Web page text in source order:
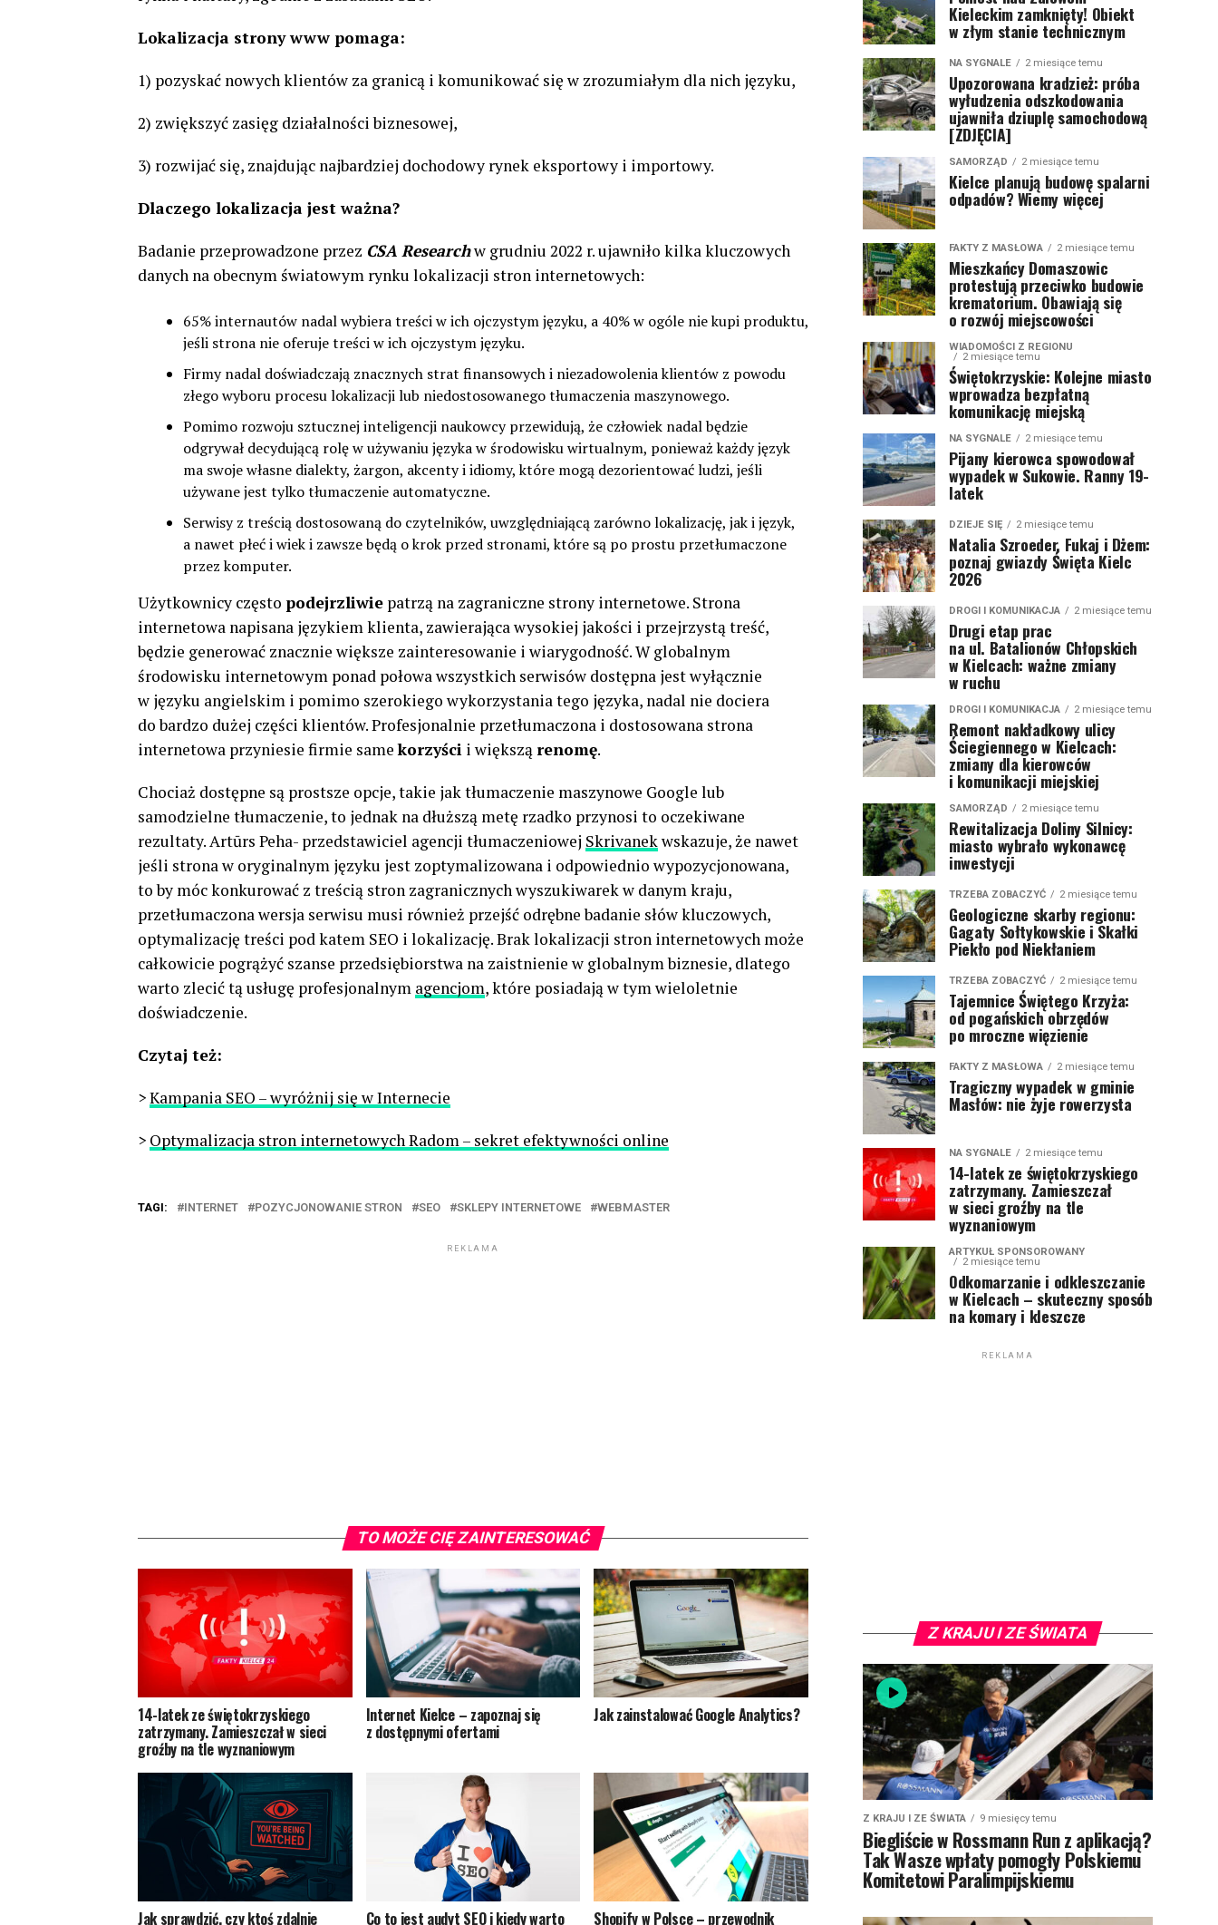
Lokalizacja stronywww pomaga:
1) pozyskać nowych klientów za granicą i komunikować się w zrozumiałym dla nich języku,
2) zwiększyć zasięg działalności biznesowej,
3) rozwijać się, znajdując najbardziej dochodowy rynek eksportowy i importowy.
Dlaczego lokalizacja jest ważna?
Badanie przeprowadzone przez CSA Researchw grudniu 2022 r. ujawniło kilka kluczowych
danych na obecnym światowym rynku lokalizacji stron internetowych:
65% internautów nadal wybiera treści w ich ojczystym języku, a 40% w ogóle nie kupi produktu,
jeśli strona nie oferuje treści w ich ojczystym języku.
Firmy nadal doświadczają znacznych strat finansowych i niezadowolenia klientów z powodu
złego wyboru procesu lokalizacji lub niedostosowanego tłumaczenia maszynowego.
Pomimo rozwoju sztucznej inteligencji naukowcy przewidują, że człowiek nadal będzie
odgrywał decydującą rolę w używaniu języka w środowisku wirtualnym, ponieważ każdy język
ma swoje własne dialekty, żargon, akcenty i idiomy, które mogą dezorientować ludzi, jeśli
używane jest tylko tłumaczenie automatyczne.
Serwisy z treścią dostosowaną do czytelników, uwzględniającą zarówno lokalizację, jak i język,
a nawet płeć i wiek i zawsze będą o krok przed stronami, które są po prostu przetłumaczone
przez komputer.
Użytkownicy często podejrzliwie patrzą na zagraniczne strony internetowe. Strona
internetowa napisana językiem klienta, zawierająca wysokiej jakości i przejrzystą treść,
będzie generować znacznie większe zainteresowanie i wiarygodność. W globalnym
środowisku internetowym ponad połowa wszystkich serwisów dostępna jest wyłącznie
w języku angielskim i pomimo szerokiego wykorzystania tego języka, nadal nie dociera
do bardzo dużej części klientów. Profesjonalnie przetłumaczona i dostosowana strona
internetowa przyniesie firmie samekorzyści i większąrenomę.
Chociaż dostępne są prostsze opcje, takie jak tłumaczenie maszynowe Google lub
samodzielne tłumaczenie, to jednak na dłuższą metę rzadko przynosi to oczekiwane
rezultaty. Artūrs Peha- przedstawiciel agencji tłumaczeniowej Skrivanekwskazuje, że nawet
jeśli strona w oryginalnym języku jest zoptymalizowana i odpowiednio wypozycjonowana,
to by móc konkurować z treścią stron zagranicznych wyszukiwarek w danym kraju,
przetłumaczona wersja serwisu musi również przejść odrębne badanie słów kluczowych,
optymalizację treści pod katem SEO i lokalizację. Brak lokalizacji stron internetowych może
całkowicie pogrążyć szanse przedsiębiorstwa na zaistnienie w globalnym biznesie, dlatego
warto zlecić tą usługę profesjonalnym agencjom, które posiadają w tym wieloletnie
doświadczenie.
Czytaj też:
>Kampania SEO – wyróżnij się w Internecie
> Optymalizacja stron internetowych Radom – sekret efektywności online
TAGI: INTERNET POZYCJONOWANIE STRON SEO SKLEPY INTERNETOWE WEBMASTER
REKLAMA
TO MOŻE CIĘ ZAINTERESOWAĆ
14-latek ze świętokrzyskiego
zatrzymany. Zamieszczał w sieci
groźby na tle wyznaniowym
Internet Kielce – zapoznaj się
z dostępnymi ofertami
Jak zainstalować Google Analytics?
Jak sprawdzić, czy ktoś zdalnie Co to jest audyt SEO i kiedy warto Shopify w Polsce – przewodnik
Kieleckim zamknięty! Obiekt
w złym stanie technicznym
NA SYGNALE 2 miesiące temu
Upozorowana kradzież: próba
wyłudzenia odszkodowania
ujawniła dziuplę samochodową
[ZDJĘCIA]
SAMORZĄD 2 miesiące temu
Kielce planują budowę spalarni
odpadów? Wiemy więcej
FAKTY Z MASŁOWA 2 miesiące temu
Mieszkańcy Domaszowic
protestują przeciwko budowie
krematorium. Obawiają się
o rozwój miejscowości
WIADOMOŚCI Z REGIONU
2 miesiące temu
Świętokrzyskie: Kolejne miasto
wprowadza bezpłatną
komunikację miejską
NA SYGNALE 2 miesiące temu
Pijany kierowca spowodował
wypadek w Sukowie. Ranny 19-
latek
DZIEJE SIĘ 2 miesiące temu
Natalia Szroeder, Fukaj i Dżem:
poznaj gwiazdy Święta Kielc
2026
DROGI I KOMUNIKACJA 2 miesiące temu
Drugi etap prac
na ul. Batalionów Chłopskich
w Kielcach: ważne zmiany
w ruchu
DROGI I KOMUNIKACJA 2 miesiące temu
Remont nakładkowy ulicy
Ściegiennego w Kielcach:
zmiany dla kierowców
i komunikacji miejskiej
SAMORZĄD 2 miesiące temu
Rewitalizacja Doliny Silnicy:
miasto wybrało wykonawcę
inwestycji
TRZEBA ZOBACZYĆ 2 miesiące temu
Geologiczne skarby regionu:
Gagaty Sołtykowskie i Skałki
Piekło pod Niekłaniem
TRZEBA ZOBACZYĆ 2 miesiące temu
Tajemnice Świętego Krzyża:
od pogańskich obrzędów
po mroczne więzienie
FAKTY Z MASŁOWA 2 miesiące temu
Tragiczny wypadek w gminie
Masłów: nie żyje rowerzysta
NA SYGNALE 2 miesiące temu
14-latek ze świętokrzyskiego
zatrzymany. Zamieszczał
w sieci groźby na tle
wyznaniowym
ARTYKUŁ SPONSOROWANY
2 miesiące temu
Odkomarzanie i odkleszczanie
w Kielcach – skuteczny sposób
na komary i kleszcze
REKLAMA
Z KRAJU I ZE ŚWIATA
Z KRAJU I ZE ŚWIATA 9 miesięcy temu
Biegliście w Rossmann Run z aplikacją?
Tak Wasze wpłaty pomogły Polskiemu
Komitetowi Paralimpijskiemu